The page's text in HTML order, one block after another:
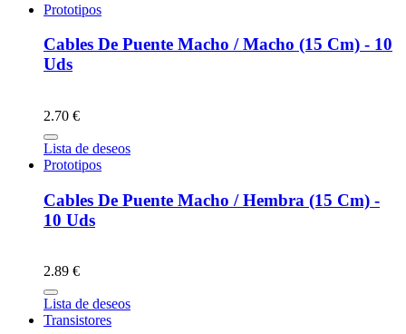
Prototipos
Cables De Puente Macho / Macho (15 Cm) - 10
Uds
2.70 €
Lista de deseos
Prototipos
Cables De Puente Macho / Hembra (15 Cm) -
10 Uds
2.89 €
Lista de deseos
Transistores